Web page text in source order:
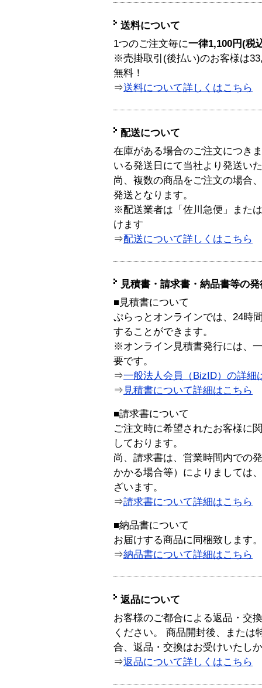
送料について
1つのご注文毎に一律1,100円(税
※売掛取引(後払い)のお客様は
無料！
⇒送料について詳しくはこちら
配送について
在庫がある場合のご注文につき
いる発送日にて当社より発送い
尚、複数の商品をご注文の場合
発送となります。
※配送業者は「佐川急便」また
けます
⇒配送について詳しくはこちら
見積書・請求書・納品書等の
■見積書について
ぷらっとオンラインでは、24時
することができます。
※オンライン見積書発行には、
要です。
⇒一般法人会員（BizID）の詳細
⇒ 見積書について詳細はこちら
■請求書について
ご注文時に希望されたお客様に
しております。
尚、請求書は、営業時間内での
かかる場合等）によりましては
ざいます。
⇒請求書について詳細はこちら
■納品書について
お届けする商品に同梱致します。
⇒納品書について詳細はこちら
返品について
お客様のご都合による返品・交
ください。 商品開封後、または
合、返品・交換はお受けいたし
⇒返品について詳しくはこちら